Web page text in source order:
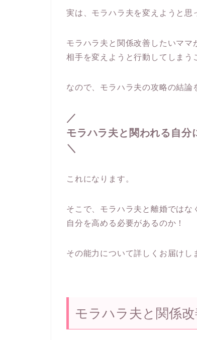
実は、モラハラ夫を変えようと思
モラハラ夫と関係改善したいママ
相手を変えようと行動してしまう
なので、モラハラ夫の攻略の結論
／
モラハラ夫と関われる自分
＼
これになります。
そこで、モラハラ夫と離婚では
自分を高める必要があるのか！
その能力について詳しくお届けし
モラハラ夫と関係